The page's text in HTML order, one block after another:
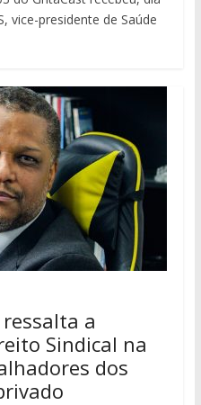
vice-presidente de Saúde
a
Sindical na
dos